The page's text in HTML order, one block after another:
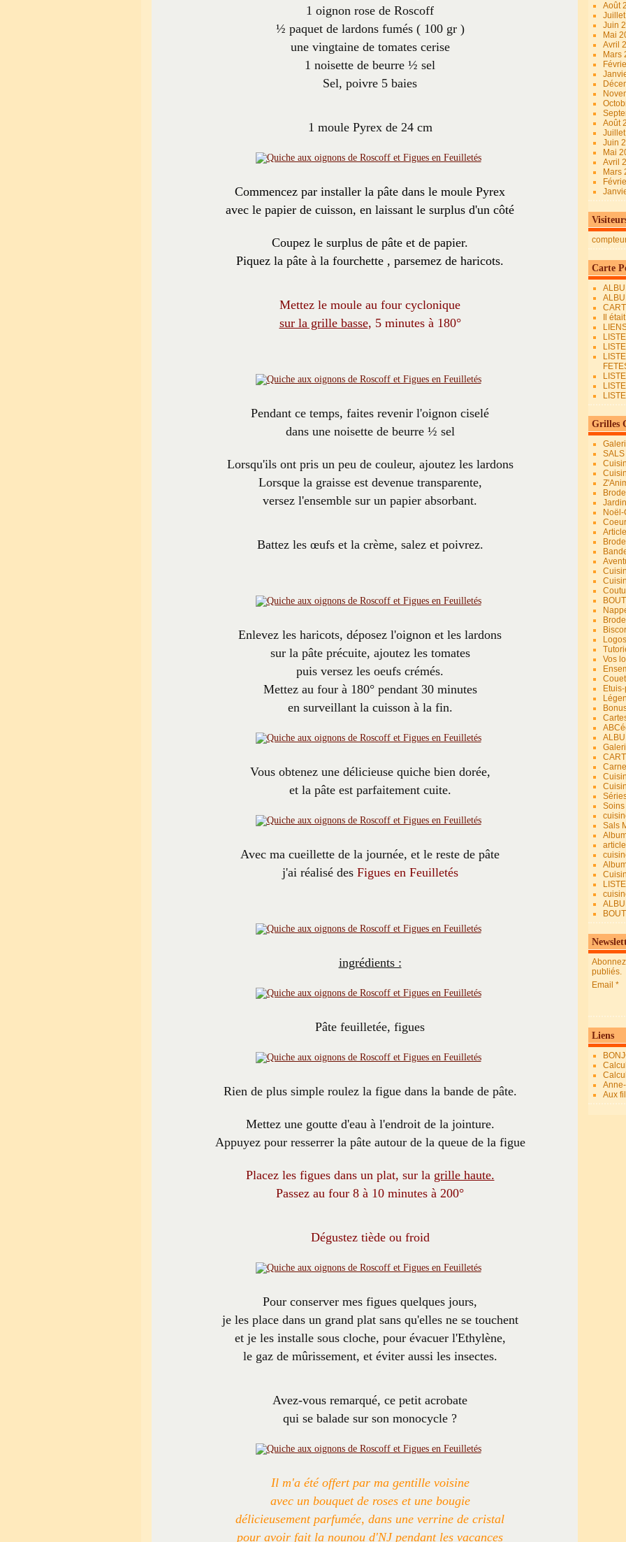
1 oignon rose de Roscoff
½ paquet de lardons fumés ( 100 gr )
une vingtaine de tomates cerise
1 noisette de beurre ½ sel
Sel, poivre 5 baies
1 moule Pyrex de 24 cm
Commencez par installer la pâte dans le moule Pyrex
avec le papier de cuisson, en laissant le surplus d'un côté
Coupez le surplus de pâte et de papier.
Piquez la pâte à la fourchette , parsemez de haricots.
Mettez le moule au four cyclonique
sur la grille basse, 5 minutes à 180°
Pendant ce temps, faites revenir l'oignon ciselé
dans une noisette de beurre ½ sel
Lorsqu'ils ont pris un peu de couleur, ajoutez les lardons
Lorsque la graisse est devenue transparente,
versez l'ensemble sur un papier absorbant.
Battez les œufs et la crème, salez et poivrez.
Enlevez les haricots, déposez l'oignon et les lardons
sur la pâte précuite, ajoutez les tomates
puis versez les oeufs crémés.
Mettez au four à 180° pendant 30 minutes
en surveillant la cuisson à la fin.
Vous obtenez une délicieuse quiche bien dorée,
et la pâte est parfaitement cuite.
Avec ma cueillette de la journée, et le reste de pâte
j'ai réalisé desFigues en Feuilletés
ingrédients :
Pâte feuilletée, figues
Rien de plus simple roulez la figue dans la bande de pâte.
Mettez une goutte d'eau à l'endroit de la jointure.
Appuyez pour resserrer la pâte autour de la queue de la figue
Placez les figues dans un plat, sur la grille haute.
Passez au four 8 à 10 minutes à 200°
Dégustez tiède ou froid
Pour conserver mes figues quelques jours,
je les place dans un grand plat sans qu'elles ne se touchent
et je les installe sous cloche, pour évacuer l'Ethylène,
le gaz de mûrissement, et éviter aussi les insectes.
Avez-vous remarqué, ce petit acrobate
qui se balade sur son monocycle ?
Il m'a été offert par ma gentille voisine
avec un bouquet de roses et une bougie
délicieusement parfumée, dans une verrine de cristal
pour avoir fait la nounou d'NJ pendant les vacances
Août
Juin
Mai
Avril
Mars
Août
Juin
Mai
Avril
Mars
Carte
Il
Grilles
Vos
Sals
article
publiés.
Email
Liens
Aux